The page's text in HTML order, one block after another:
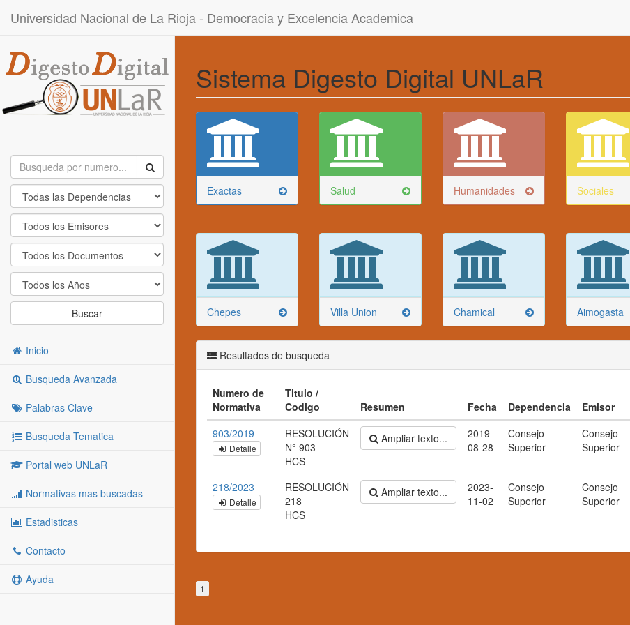
Universidad Nacional de La Rioja - Democracia y Excelencia Academica
Buscar
Inicio
Busqueda Avanzada
Palabras Clave
Busqueda Tematica
Portal web UNLaR
Normativas mas buscadas
Estadisticas
Contacto
Ayuda
Sistema Digesto Digital UNLaR
Exactas Salud Humanidades Sociales
Chepes Villa Union Chamical Aimogasta
Resultados de busqueda
Numero de
Normativa
Titulo /
Codigo
Resumen Fecha Dependencia Emisor
903/2019
Detalle
RESOLUCIÓN
N° 903
HCS
Ampliar texto...
2019-
08-28
Consejo
Superior
Consejo
Superior
218/2023
Detalle
RESOLUCIÓN
218
HCS
Ampliar texto...
2023-
11-02
Consejo
Superior
Consejo
Superior
1